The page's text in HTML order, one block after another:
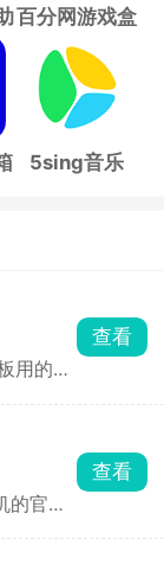
百分网游戏盒
子
5sing音乐
用的配
好颜色
，照着
一点点
直接翻
查看
的官方
时短
查看